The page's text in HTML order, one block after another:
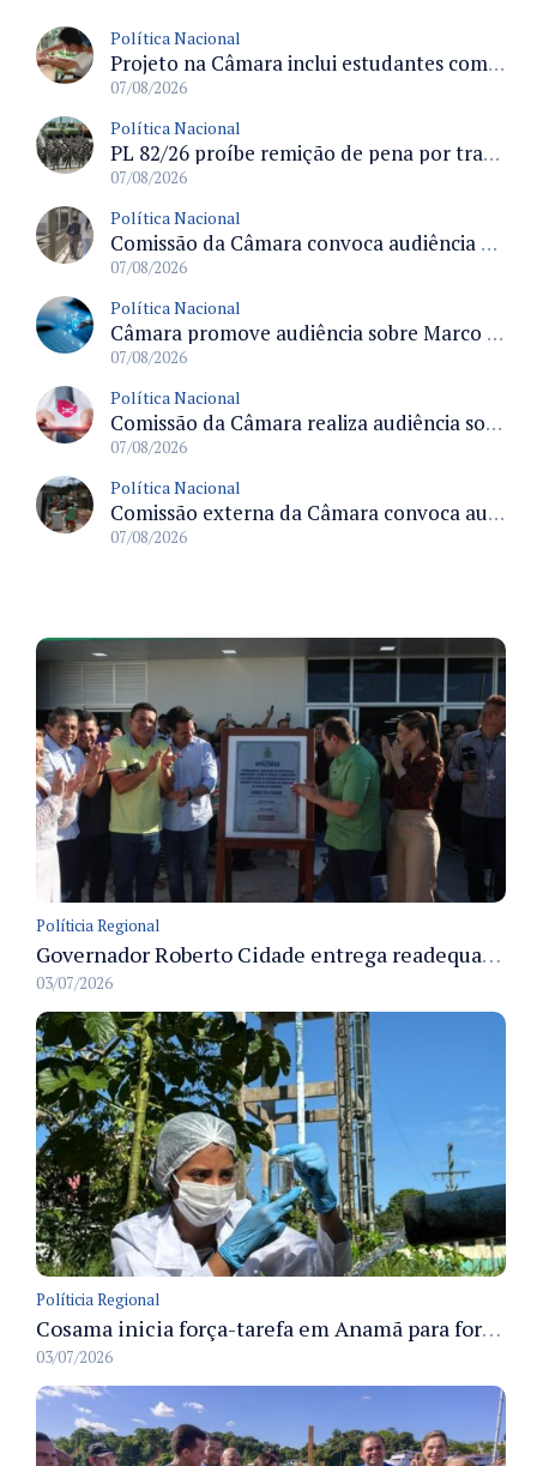
Política Nacional
Projeto na Câmara inclui estudantes com deficiência no regime escolar especial da LDB e estabelece critérios para frequência
07/08/2026
Política Nacional
PL 82/26 proíbe remição de pena por trabalho em funções militares para condenados por crimes contra o Estado Democrático de Direito
07/08/2026
Política Nacional
Comissão da Câmara convoca audiência para discutir misoginia nas escolas e universidades após divulgação de listas misóginas
07/08/2026
Política Nacional
Câmara promove audiência sobre Marco de Fomento à Economia Digital e impactos da inteligência artificial
07/08/2026
Política Nacional
Comissão da Câmara realiza audiência sobre apostas online para medir o tamanho do mercado ilegal
07/08/2026
Política Nacional
Comissão externa da Câmara convoca audiência pública sobre chuvas na Zona da Mata de Minas Gerais e impactos em Juiz de Fora
07/08/2026
Políticia Regional
Governador Roberto Cidade entrega readequação do ambulatório da FCecon e amplia capacidade de atendimento oncológico em Manaus
03/07/2026
Políticia Regional
Cosama inicia força-tarefa em Anamã para fortalecer abastecimento de água e segurança hídrica da população
03/07/2026